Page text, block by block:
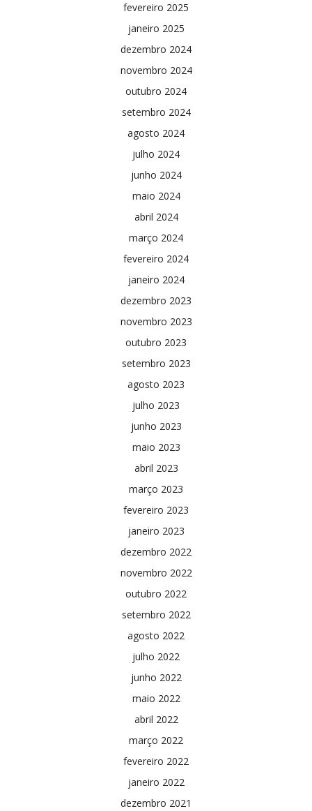
fevereiro 2025
janeiro 2025
dezembro 2024
novembro 2024
outubro 2024
setembro 2024
agosto 2024
julho 2024
junho 2024
maio 2024
abril 2024
março 2024
fevereiro 2024
janeiro 2024
dezembro 2023
novembro 2023
outubro 2023
setembro 2023
agosto 2023
julho 2023
junho 2023
maio 2023
abril 2023
março 2023
fevereiro 2023
janeiro 2023
dezembro 2022
novembro 2022
outubro 2022
setembro 2022
agosto 2022
julho 2022
junho 2022
maio 2022
abril 2022
março 2022
fevereiro 2022
janeiro 2022
dezembro 2021